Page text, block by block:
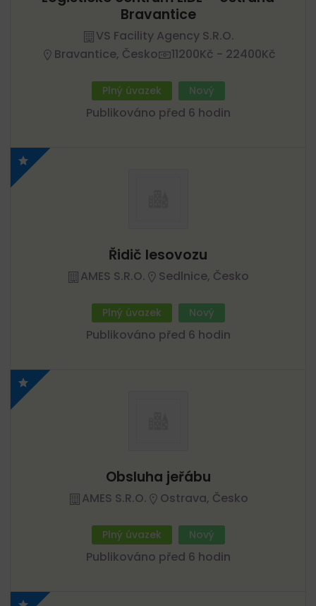
Bravantice
VS Facility Agency S.r.o.
Bravantice, Česko
11200Kč - 22400Kč
Plný úvazek Nový
Publikováno před 6 hodin
Řidič lesovozu
AMES S.r.o. Sedlnice, Česko
Plný úvazek Nový
Publikováno před 6 hodin
Obsluha jeřábu
AMES S.r.o. Ostrava, Česko
Plný úvazek Nový
Publikováno před 6 hodin